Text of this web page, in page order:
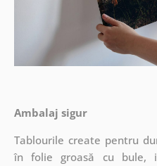
Ambalaj sigur
Tablourile create pentru
în folie groasă cu bule,